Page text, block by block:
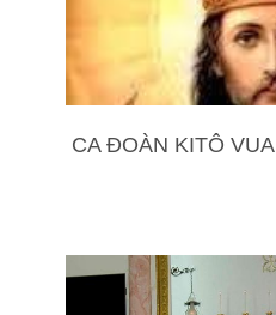
CA ĐOÀN KITÔ VUA